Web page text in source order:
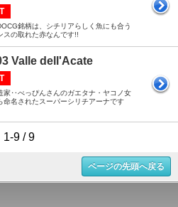
銘柄は、シチリアらしく魚にも合う
スの取れた赤なんです!!
Valle dell'Acate
家‥べっぴんさんのガエタナ・ヤコノ女
命名されたスーパーシリチアーナです
1-9 / 9
ページの先頭へ戻る